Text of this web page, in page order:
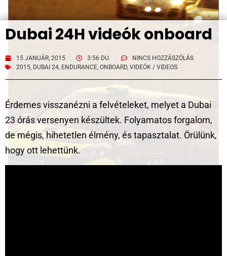
Dubai 24H videók onboard
15 JANUÁR, 2015 3:56 DU.
NINCS HOZZÁSZÓLÁS
2015, DUBAI 24, ENDURANCE, ONBOARD, VIDEÓK / VIDEOS
Érdemes visszanézni a felvételeket, melyet a Dubai
23 órás versenyen készültek. Folyamatos forgalom,
de mégis, hihetetlen élmény, és tapasztalat. Örülünk,
hogy ott lehettünk.